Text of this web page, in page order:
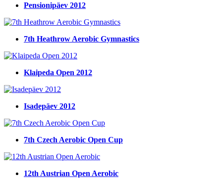
Pensionipäev 2012
7th Heathrow Aerobic Gymnastics
Klaipeda Open 2012
Isadepäev 2012
7th Czech Aerobic Open Cup
12th Austrian Open Aerobic